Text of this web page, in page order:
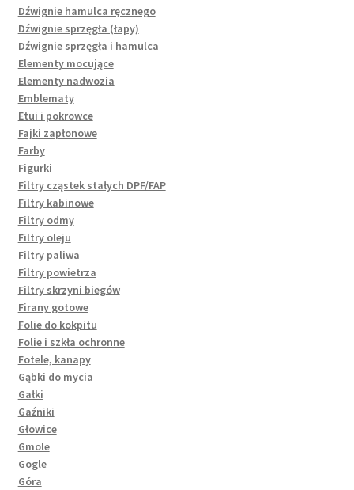
Dźwignie hamulca ręcznego
Dźwignie sprzęgła (łapy)
Dźwignie sprzęgła i hamulca
Elementy mocujące
Elementy nadwozia
Emblematy
Etui i pokrowce
Fajki zapłonowe
Farby
Figurki
Filtry cząstek stałych DPF/FAP
Filtry kabinowe
Filtry odmy
Filtry oleju
Filtry paliwa
Filtry powietrza
Filtry skrzyni biegów
Firany gotowe
Folie do kokpitu
Folie i szkła ochronne
Fotele, kanapy
Gąbki do mycia
Gałki
Gaźniki
Głowice
Gmole
Gogle
Góra